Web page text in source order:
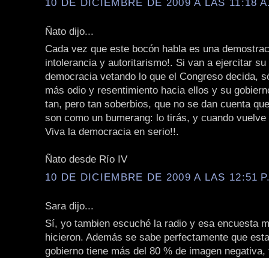
Ñato dijo...
Cada vez que este bocón habla es una
intolerancia y autoritarismo!. Si van a ejercitar su
democracia vetando lo que el Congreso decida,
más odio y resentimiento hacia ellos y su
tan, pero tan soberbios, que no se dan cuenta
son como un bumerang: lo tirás, y cuando
Viva la democracia en serio!!.
Ñato desde Río IV
10 DE DICIEMBRE DE 2009 A LAS 12:51
Sara dijo...
Sí, yo tambien escuché la radio y esa encuesta
hicieron. Además se sabe perfectamente que
gobierno tiene más del 80 % de imagen negativa,